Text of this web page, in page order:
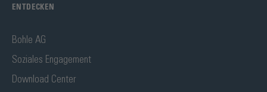
ENTDECKEN
Bohle AG
Soziales Engagement
Download Center